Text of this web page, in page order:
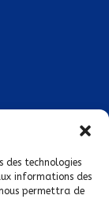
des technologies
informations des
permettra de